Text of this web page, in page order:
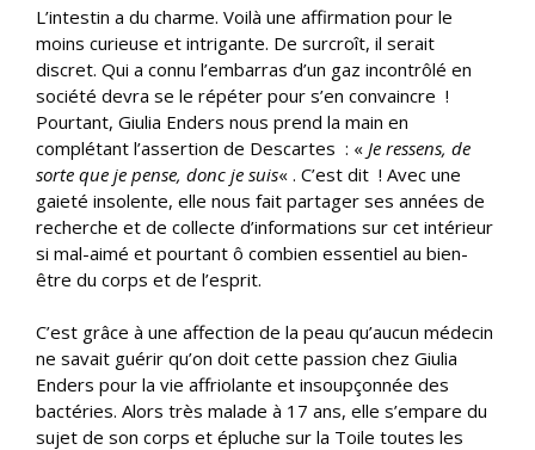
L’intestin a du charme. Voilà une affirmation pour le
moins curieuse et intrigante. De surcroît, il serait
discret. Qui a connu l’embarras d’un gaz incontrôlé en
société devra se le répéter pour s’en convaincre !
Pourtant, Giulia Enders nous prend la main en
complétant l’assertion de Descartes : « Je ressens, de
sorte que je pense, donc je suis« . C’est dit ! Avec une
gaieté insolente, elle nous fait partager ses années de
recherche et de collecte d’informations sur cet intérieur
si mal-aimé et pourtant ô combien essentiel au bien-
être du corps et de l’esprit.
C’est grâce à une affection de la peau qu’aucun médecin
ne savait guérir qu’on doit cette passion chez Giulia
Enders pour la vie affriolante et insoupçonnée des
bactéries. Alors très malade à 17 ans, elle s’empare du
sujet de son corps et épluche sur la Toile toutes les